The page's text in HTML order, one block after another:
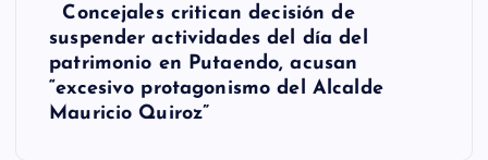
Concejales critican decisión de
suspender actividades del día del
patrimonio en Putaendo, acusan
“excesivo protagonismo del Alcalde
Mauricio Quiroz”